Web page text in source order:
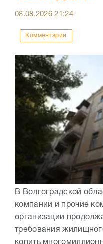
08.08.202621:24
Комментарии
В Волгоградской
компании и прочие
организации
требования
копить